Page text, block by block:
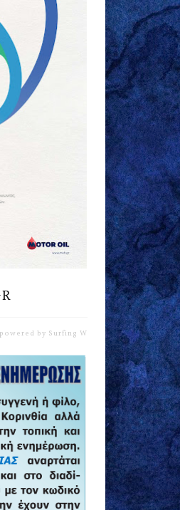
powered by Surfing Waves